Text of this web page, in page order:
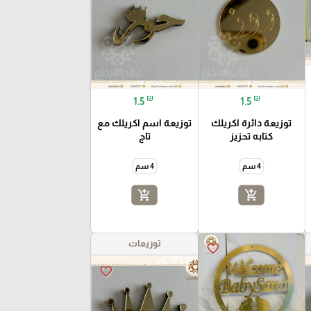
1.5 ₪
توزيعة دائرة اكريلك
كتابه تحزيز
4 سم
add_shopping_cart
1.5 ₪
توزيعة اسم اكريلك مع
تاج
4 سم
add_shopping_cart
favorite_border توزيعات
favorite_border